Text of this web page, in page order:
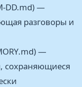
DD.md) —
разговоры и
—
сохраняющиеся